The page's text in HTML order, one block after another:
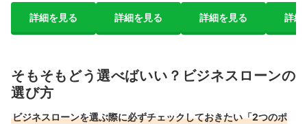
詳細を見る 詳細を見る 詳細を見る 詳細
そもそもどう選べばいい？ビジネスローンの
選び方
ビジネスローンを選ぶ際に必ずチェックしておきたい「2つのポ